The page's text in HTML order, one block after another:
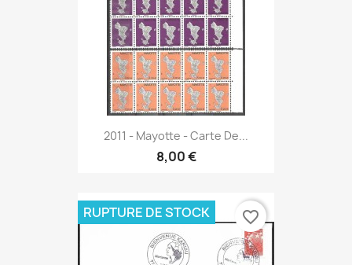
2011 - Mayotte - Carte De...
8,00 €
RUPTURE DE STOCK favorite_border